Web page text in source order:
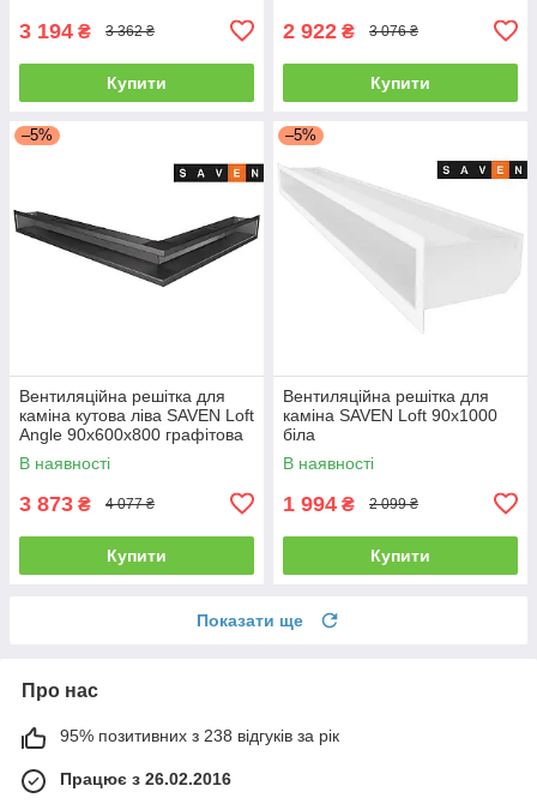
3 194 ₴ 3 362 ₴
Купити
2 922 ₴ 3 076 ₴
Купити
–5%
Вентиляційна решітка для
каміна кутова ліва SAVEN Loft
Angle 90х600х800 графітова
В наявності
3 873 ₴ 4 077 ₴
Купити
–5%
Вентиляційна решітка для
каміна SAVEN Loft 90х1000
біла
В наявності
1 994 ₴ 2 099 ₴
Купити
Показати ще
Про нас
95% позитивних з 238 відгуків за рік
Працює з 26.02.2016